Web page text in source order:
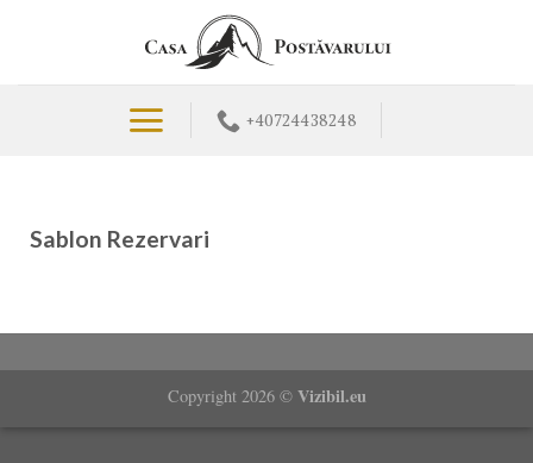
+40724438248
Sablon Rezervari
Copyright 2026 © Vizibil.eu